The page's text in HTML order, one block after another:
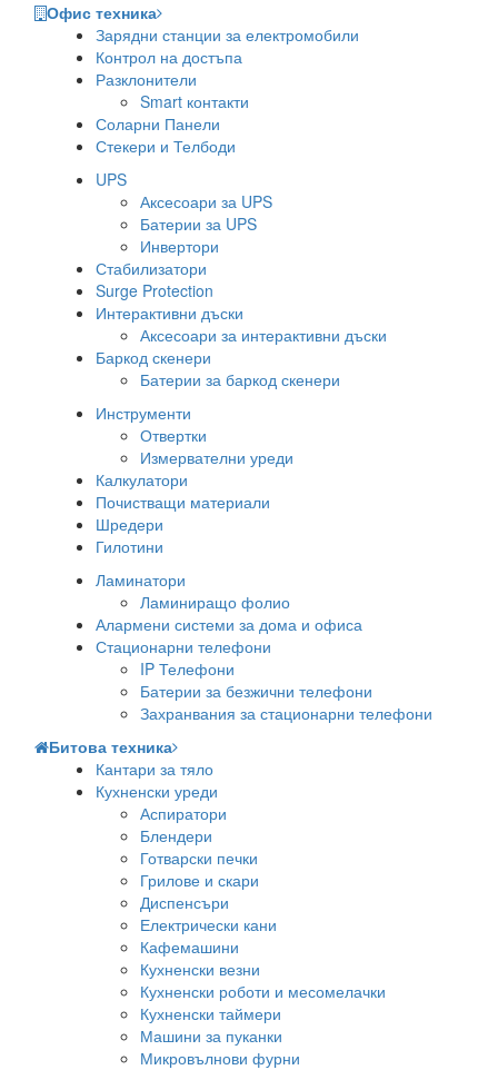
Офис техника
Зарядни станции за електромобили
Контрол на достъпа
Разклонители
Smart контакти
Соларни Панели
Стекери и Телбоди
UPS
Аксесоари за UPS
Батерии за UPS
Инвертори
Стабилизатори
Surge Protection
Интерактивни дъски
Аксесоари за интерактивни дъски
Баркод скенери
Батерии за баркод скенери
Инструменти
Отвертки
Измервателни уреди
Калкулатори
Почистващи материали
Шредери
Гилотини
Ламинатори
Ламиниращо фолио
Алармени системи за дома и офиса
Стационарни телефони
IP Телефони
Батерии за безжични телефони
Захранвания за стационарни телефони
Битова техника
Кантари за тяло
Кухненски уреди
Аспиратори
Блендери
Готварски печки
Грилове и скари
Диспенсъри
Електрически кани
Кафемашини
Кухненски везни
Кухненски роботи и месомелачки
Кухненски таймери
Машини за пуканки
Микровълнови фурни